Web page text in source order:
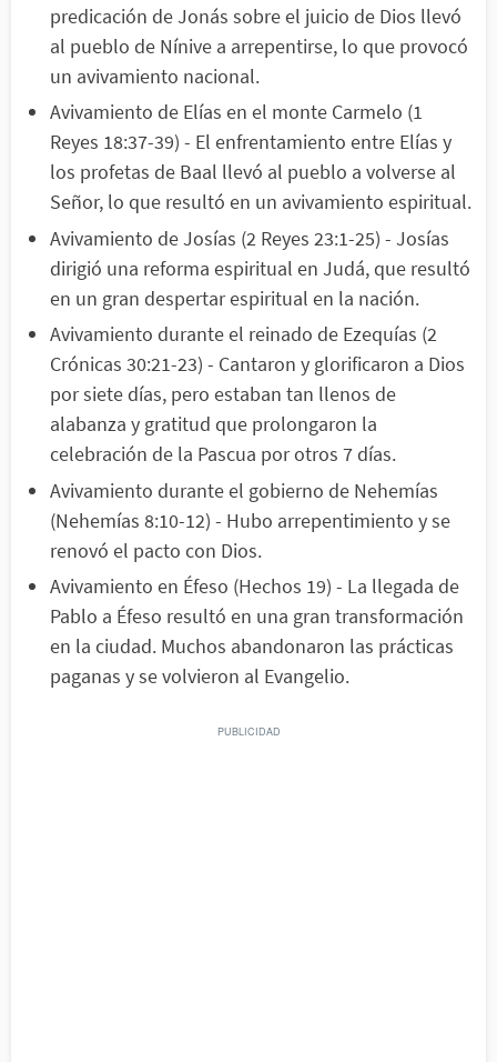
predicación de Jonás sobre el juicio de Dios llevó
al pueblo de Nínive a arrepentirse, lo que provocó
un avivamiento nacional.
Avivamiento de Elías en el monte Carmelo (1
Reyes 18:37-39) - El enfrentamiento entre Elías y
los profetas de Baal llevó al pueblo a volverse al
Señor, lo que resultó en un avivamiento espiritual.
Avivamiento de Josías (2 Reyes 23:1-25) - Josías
dirigió una reforma espiritual en Judá, que resultó
en un gran despertar espiritual en la nación.
Avivamiento durante el reinado de Ezequías (2
Crónicas 30:21-23) - Cantaron y glorificaron a Dios
por siete días, pero estaban tan llenos de
alabanza y gratitud que prolongaron la
celebración de la Pascua por otros 7 días.
Avivamiento durante el gobierno de Nehemías
(Nehemías 8:10-12) - Hubo arrepentimiento y se
renovó el pacto con Dios.
Avivamiento en Éfeso (Hechos 19) - La llegada de
Pablo a Éfeso resultó en una gran transformación
en la ciudad. Muchos abandonaron las prácticas
paganas y se volvieron al Evangelio.